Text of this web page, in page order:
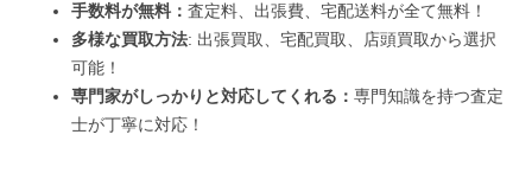
手数料が無料： 査定料、出張費、宅配送料が全て無料！
多様な買取方法: 出張買取、宅配買取、店頭買取から選択
可能！
専門家がしっかりと対応してくれる： 専門知識を持つ査定
士が丁寧に対応！